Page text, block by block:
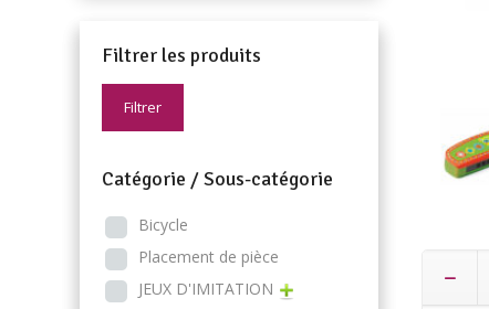
Filtrer les produits
Filtrer
Catégorie / Sous-catégorie
Bicycle
Placement de pièce
JEUX D'IMITATION